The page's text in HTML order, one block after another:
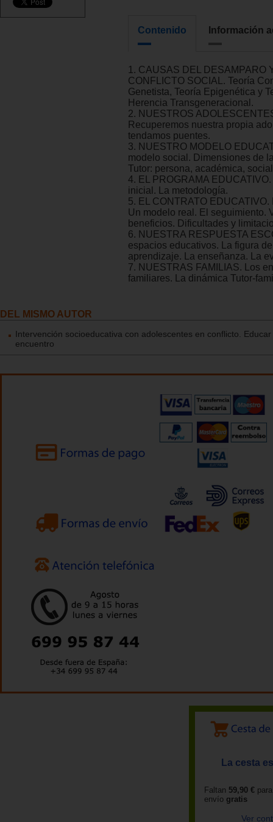
Contenido Información
1. CAUSAS DEL DESAMPARO
CONFLICTO SOCIAL. Teoría
Genetista, Teoría Epigenética y
Herencia Transgeneracional.
2. NUESTROS
Recuperemos nuestra propia
tendamos puentes.
3. NUESTRO MODELO
modelo social. Dimensiones de
Tutor: persona, académica,
4. EL PROGRAMA
inicial. La metodología.
5. EL CONTRATO EDUCATIVO.
Un modelo real. El seguimiento.
beneficios. Dificultades y
6. NUESTRA RESPUESTA
espacios educativos. La figura
aprendizaje. La enseñanza. La
7. NUESTRAS FAMILIAS. Los
familiares. La dinámica Tutor-
DEL MISMO AUTOR
Intervención socioeducativa con adolescentes en conflicto.
encuentro
La cesta
Faltan 59,90 €
envío gratis
Ver